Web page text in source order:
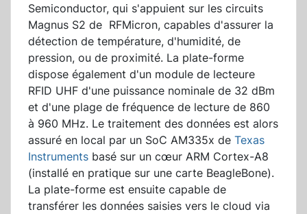
Semiconductor, qui s'appuient sur les circuits
Magnus S2 de RFMicron, capables d'assurer la
détection de température, d'humidité, de
pression, ou de proximité. La plate-forme
dispose également d'un module de lecteure
RFID UHF d'une puissance nominale de 32 dBm
et d'une plage de fréquence de lecture de 860
à 960 MHz. Le traitement des données est alors
assuré en local par un SoC AM335x de Texas
Instruments basé sur un cœur ARM Cortex-A8
(installé en pratique sur une carte BeagleBone).
La plate-forme est ensuite capable de
transférer les données saisies vers le cloud via